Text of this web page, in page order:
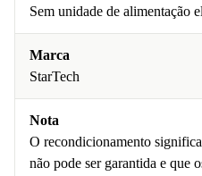
Sem unidade de alimentação
Marca
StarTech
Nota
O recondicionamento
não pode ser garantida e que